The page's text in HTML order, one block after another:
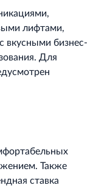
лифтами,
вкусными бизнес-
Для
Также
ставка